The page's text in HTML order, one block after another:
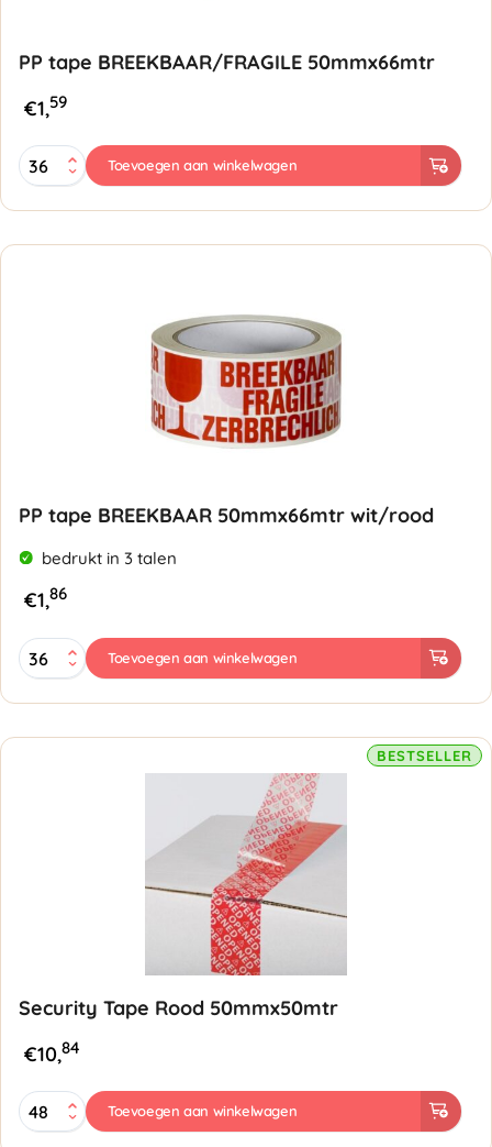
PP tape BREEKBAAR/FRAGILE 50mmx66mtr
€1,59
PP
tape
-
Toevoegen aan winkelwagen
PP tape BREEKBAAR 50mmx66mtr wit/rood
bedrukt in 3 talen
€1,86
PP
tape
50mmx66mtr
wit/rood
Toevoegen aan winkelwagen
BESTSELLER
Security Tape Rood 50mmx50mtr
€10,84
Security
Tape
Toevoegen aan winkelwagen